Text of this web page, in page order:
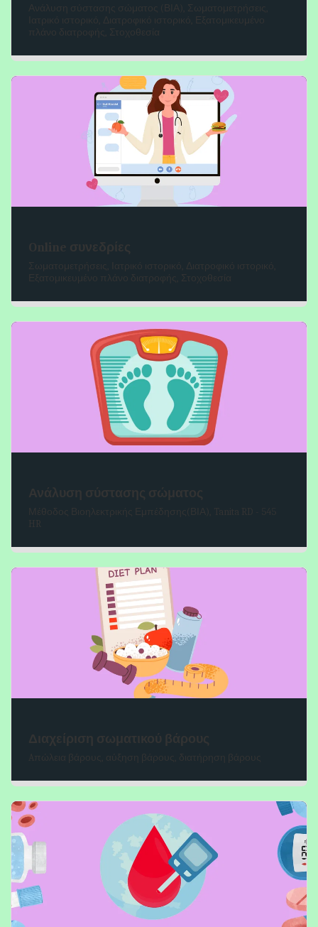
Ανάλυση σύστασης σώματος (ΒΙΑ), Σωματομετρήσεις,
Ιατρικό ιστορικό, Διατροφικό ιστορικό, Εξατομικευμένο
πλάνο διατροφής, Στοχοθεσία
Online συνεδρίες
Σωματομετρήσεις, Ιατρικό ιστορικό, Διατροφικό ιστορικό,
Εξατομικευμένο πλάνο διατροφής, Στοχοθεσία
Ανάλυση σύστασης σώματος
Μέθοδος Βιοηλεκτρικής Εμπέδησης(ΒΙΑ), Tanita RD - 545
HR
Διαχείριση σωματικού βάρους
Aπώλεια βάρους, αύξηση βάρους, διατήρηση βάρους